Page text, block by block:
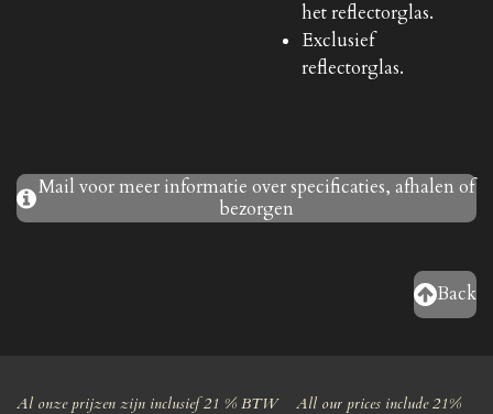
het reflectorglas.
Exclusief
reflectorglas.
Mail voor meer informatie over specificaties, afhalen of
bezorgen
Back
Al onze prijzen zijn inclusief 21 % BTW All our prices include 21%